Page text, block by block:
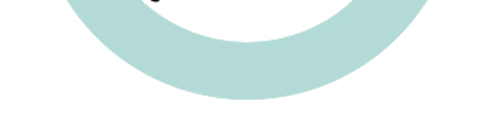
Ondergronds
Afzetcontainer